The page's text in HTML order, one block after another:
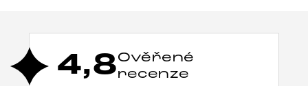
4,8Ověřené
recenze